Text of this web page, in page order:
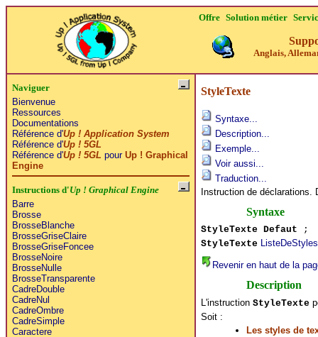
Offre Solution métier
Anglais,
Naviguer
Bienvenue
Ressources
Documentations
Référence d'Up ! Application System
Référence d'Up ! 5GL
Référence d'Up ! 5GL pour Up ! Graphical
Engine
Instructions d'Up ! Graphical Engine
Barre
Brosse
BrosseBlanche
BrosseGriseClaire
BrosseGriseFoncee
BrosseNoire
BrosseNulle
BrosseTransparente
CadreDouble
CadreNul
CadreOmbre
CadreSimple
Caractere
StyleTexte
Syntaxe...
Description...
Exemple...
Voir aussi...
Traduction...
Instruction de déclarations.
Syntaxe
StyleTexte Defaut ;
StyleTexte
Revenir en haut de la
Description
L'instruction StyleTexte
Soit :
Les styles de